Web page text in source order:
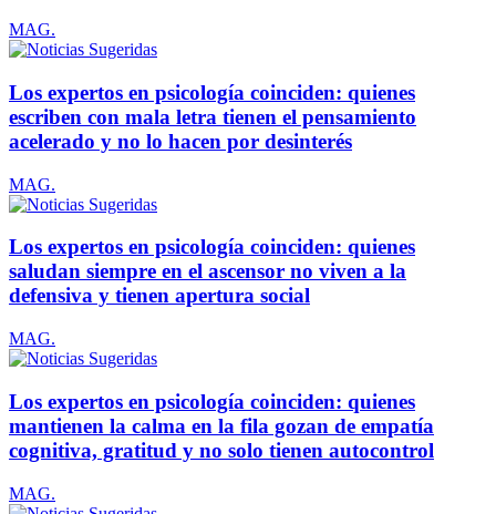
MAG.
Los expertos en psicología coinciden: quienes
escriben con mala letra tienen el pensamiento
acelerado y no lo hacen por desinterés
MAG.
Los expertos en psicología coinciden: quienes
saludan siempre en el ascensor no viven a la
defensiva y tienen apertura social
MAG.
Los expertos en psicología coinciden: quienes
mantienen la calma en la fila gozan de empatía
cognitiva, gratitud y no solo tienen autocontrol
MAG.